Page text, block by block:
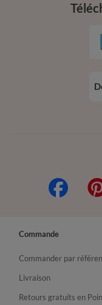
Commande
Commander par
Livraison
Retours gratuits en